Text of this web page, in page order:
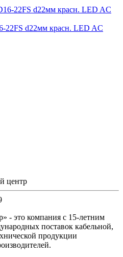
22FS d22мм красн. LED AC
центр
- это компания с 15-летним
поставок кабельной,
продукции